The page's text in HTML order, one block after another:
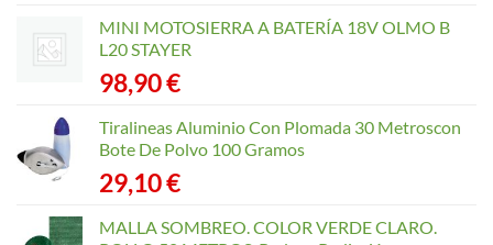
MINI MOTOSIERRA A BATERÍA 18V OLMO B
L20 STAYER
98,90€
Tiralineas Aluminio Con Plomada 30 Metroscon
Bote De Polvo 100 Gramos
29,10€
MALLA SOMBREO. COLOR VERDE CLARO.